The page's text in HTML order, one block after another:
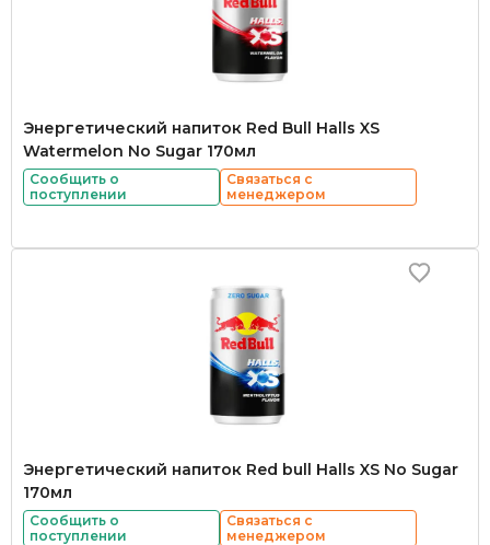
Энергетический напиток Red Bull Halls XS
Watermelon No Sugar 170мл
Сообщить о
поступлении
Связаться с
менеджером
Энергетический напиток Red bull Halls XS No Sugar
170мл
Сообщить о
поступлении
Связаться с
менеджером